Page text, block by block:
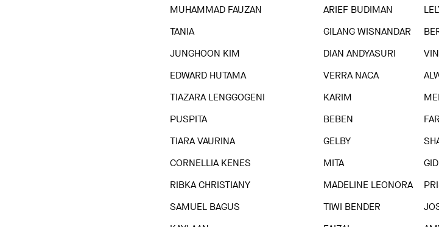
MUHAMMAD FAUZAN
ARIEF BUDIMAN
TANIA
GILANG WISNANDAR
JUNGHOON KIM
DIAN ANDYASURI
EDWARD HUTAMA
VERRA NACA
TIAZARA LENGGOGENI
KARIM
PUSPITA
BEBEN
TIARA VAURINA
GELBY
CORNELLIA KENES
MITA
RIBKA CHRISTIANY
MADELINE LEONORA
SAMUEL BAGUS
TIWI BENDER